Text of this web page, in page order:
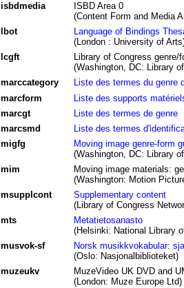
isbdmedia
ISBD Area 0
(Content Form and Media
lbot
Language of Bindings
(London : University of
lcgft
Library of Congress
(Washington, DC: Library
marccategory
Liste des termes du genre
marcform
Liste des supports
marcgt
Liste des termes de genre
marcsmd
Liste des termes
migfg
Moving image genre-form
(Washington, DC: Library
mim
Moving image materials:
(Washington: Motion
msupplcont
Supplementary content
(Library of Congress
mts
Metatietosanasto
(Helsinki: National Library
musvok-sf
Norsk musikkvokabular:
(Oslo: Nasjonalbiblioteket)
muzeukv
MuzeVideo UK DVD and
(London: Muze Europe Ltd)